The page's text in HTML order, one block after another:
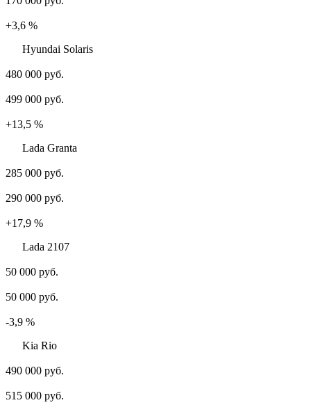
+3,6 %
Hyundai Solaris
480 000 руб.
499 000 руб.
+13,5 %
Lada Granta
285 000 руб.
290 000 руб.
+17,9 %
Lada 2107
50 000 руб.
50 000 руб.
-3,9 %
Kia Rio
490 000 руб.
515 000 руб.